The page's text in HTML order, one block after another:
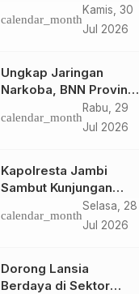
Diskon Tambah Daya
50% di Ajang GIIAS
calendar_month
Kamis, 30
Jul 2026
Ungkap Jaringan
Narkoba, BNN Provinsi
Jambi dan Bea Cukai
Amankan Sembilan
Gram Sabu
calendar_month
Rabu, 29
Jul 2026
Kapolresta Jambi
Sambut Kunjungan
Ketua dan Pengurus
PWI Kota Jambi
calendar_month
Selasa, 28
Jul 2026
Dorong Lansia
Berdaya di Sektor